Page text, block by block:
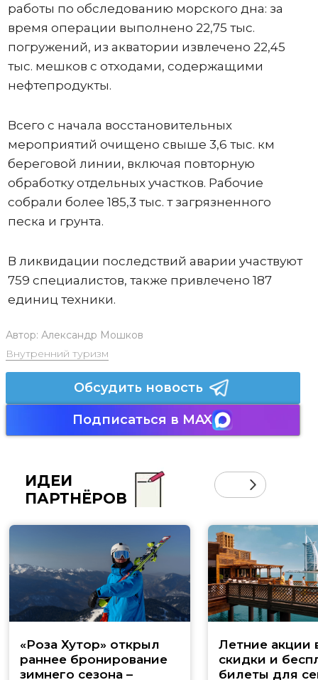
работы по обследованию морского дна: за
время операции выполнено 22,75 тыс.
погружений, из акватории извлечено 22,45
тыс. мешков с отходами, содержащими
нефтепродукты.
Всего с начала восстановительных
мероприятий очищено свыше 3,6 тыс. км
береговой линии, включая повторную
обработку отдельных участков. Рабочие
собрали более 185,3 тыс. т загрязненного
песка и грунта.
В ликвидации последствий аварии участвуют
759 специалистов, также привлечено 187
единиц техники.
Автор: Александр Мошков
Внутренний туризм
Обсудить новость
Подписаться в MAX
ИДЕИ
ПАРТНЁРОВ
«Роза Хутор» открыл
раннее бронирование
зимнего сезона –
Летние акции
скидки и
билеты для